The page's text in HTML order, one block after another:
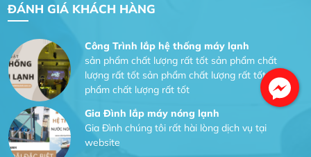
ĐÁNH GIÁ KHÁCH HÀNG
Công Trình lắp hệ thống máy lạnh
sản phẩm chất lượng rất tốt sản phẩm chất
lượng rất tốt sản phẩm chất lượng rất tốt sản
phẩm chất lượng rất tốt
Gia Đình lắp máy nóng lạnh
Gia Đình chúng tôi rất hài lòng dịch vụ tại
website